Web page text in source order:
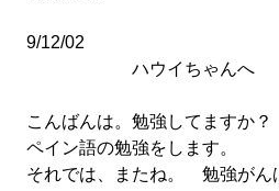
9/12/02
ハウイちゃんへ
こんばんは。勉強してますか
ペイン語の勉強をします。
それでは、またね。 勉強がん